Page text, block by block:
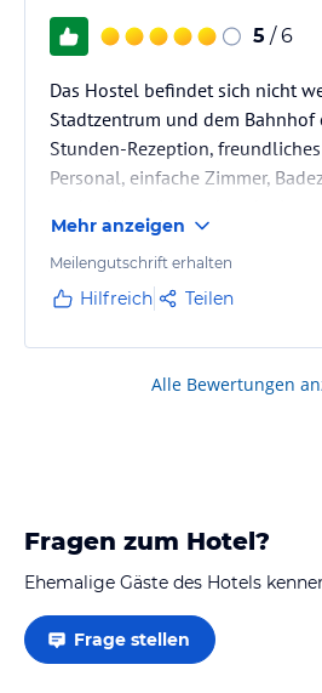
5 / 6
Das Hostel befindet sich nicht
Stadtzentrum und dem Bahnhof
Stunden-Rezeption,
Personal, einfache Zimmer,
sucht, ein empfehlenswerter Ort
Mehr anzeigen
Meilengutschrift erhalten
Hilfreich Teilen
Alle Bewertungen
Fragen zum Hotel?
Ehemalige Gäste des Hotels
Frage stellen